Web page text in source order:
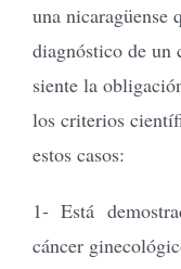
una nicaragüense
diagnóstico de un
siente la
los criterios
estos casos:
1- Está
cáncer